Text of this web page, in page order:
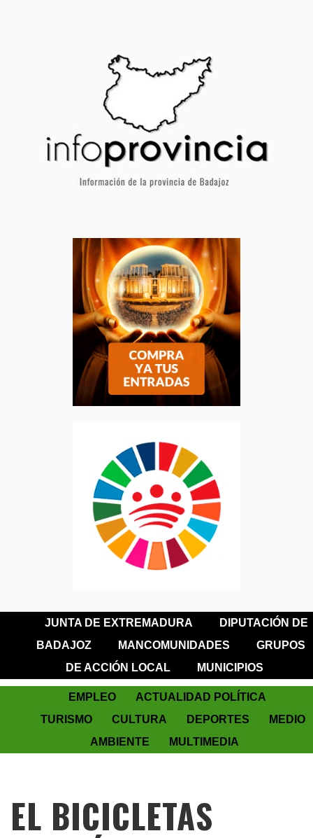
JUNTA DE EXTREMADURA
DIPUTACIÓN DE
BADAJOZ
MANCOMUNIDADES
GRUPOS
DE ACCIÓN LOCAL
MUNICIPIOS
EMPLEO
ACTUALIDAD POLÍTICA
TURISMO
CULTURA DEPORTES
MEDIO
AMBIENTE
MULTIMEDIA
EL BICICLETAS